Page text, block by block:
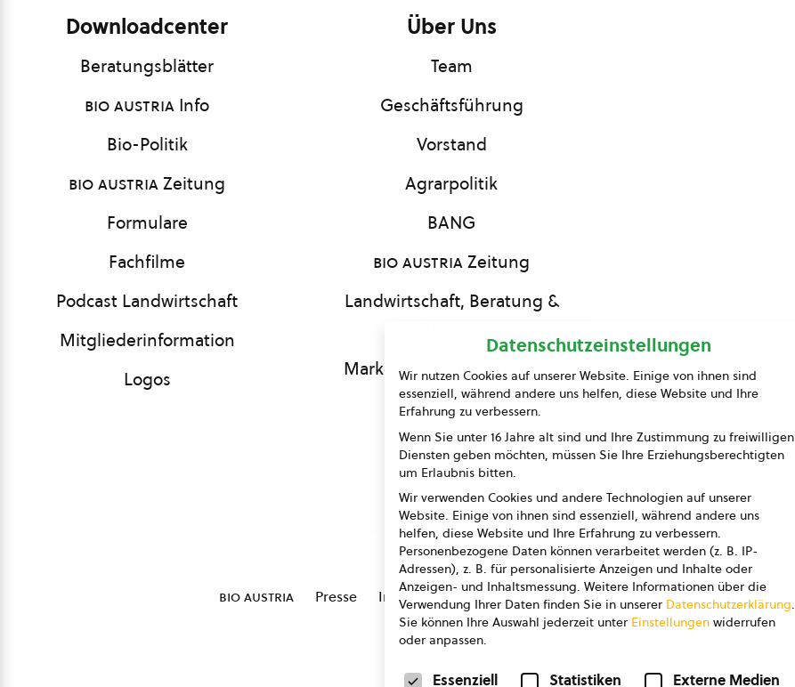
Downloadcenter
Beratungsblätter
bio austria Info
Bio-Politik
bio austriaZeitung
Formulare
Fachfilme
Podcast Landwirtschaft
Mitgliederinformation
Logos
Über Uns
Team
Geschäftsführung
Vorstand
Agrarpolitik
BANG
bio austriaZeitung
Landwirtschaft, Beratung &
Marketing und Information
Presse
Kontakt
bio austria Presse Impressum Datenschutz AGB AGB Marketing GmbH
Datenschutzeinstellungen
Wir nutzen Cookies auf unserer Website. Einige von ihnen sind
essenziell, während andere uns helfen, diese Website und Ihre
Erfahrung zu verbessern.
Wenn Sie unter 16 Jahre alt sind und Ihre Zustimmung zu freiwilligen
Diensten geben möchten, müssen Sie Ihre Erziehungsberechtigten
um Erlaubnis bitten.
Wir verwenden Cookies und andere Technologien auf unserer
Website. Einige von ihnen sind essenziell, während andere uns
helfen, diese Website und Ihre Erfahrung zu verbessern.
Personenbezogene Daten können verarbeitet werden (z. B. IP-
Adressen), z. B. für personalisierte Anzeigen und Inhalte oder
Anzeigen- und Inhaltsmessung. Weitere Informationen über die
Verwendung Ihrer Daten finden Sie in unserer Datenschutzerklärung.
Sie können Ihre Auswahl jederzeit unter Einstellungen widerrufen
oder anpassen.
Datenschutzeinstellungen
Essenziell Statistiken Externe Medien